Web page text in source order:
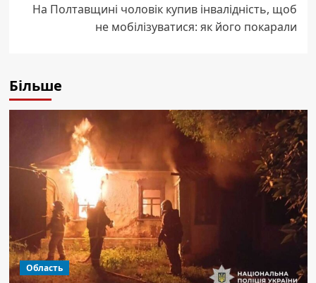
На Полтавщині чоловік купив інвалідність, щоб
не мобілізуватися: як його покарали
Більше
Область